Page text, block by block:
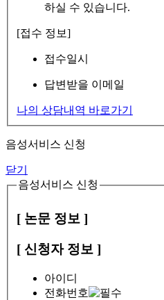
하실 수 있습니다.
[접수 정보]
접수일시
답변받을 이메일
나의 상담내역 바로가기
음성서비스 신청
닫기
음성서비스 신청
[ 논문 정보 ]
[ 신청자 정보 ]
아이디
전화번호